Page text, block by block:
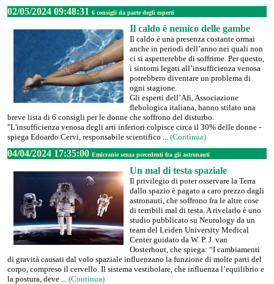
02/05/2024 09:48:31 6 consigli da parte degli esperti
Il caldo è nemico delle gambe
Il caldo è una presenza costante ormai
anche in periodi dell’anno nei quali non
ci si aspetterebbe di soffrirne. Per questo,
i sintomi legati all’insufficienza venosa
potrebbero diventare un problema di
ogni stagione.
Gli esperti dell’Afi, Associazione
flebologica italiana, hanno stilato una
breve lista di 6 consigli per le donne che soffrono del disturbo.
"L'insufficienza venosa degli arti inferiori colpisce circa il 30% delle donne -
spiega Edoardo Cervi, responsabile scientifico ... (Continua)
04/04/2024 17:35:00 Emicranie senza precedenti fra gli astronauti
Un mal di testa spaziale
Il privilegio di poter osservare la Terra
dallo spazio è pagato a caro prezzo dagli
astronauti, che soffrono fra le altre cose
di terribili mal di testa. A rivelarlo è uno
studio pubblicato su Neurology da un
team del Leiden University Medical
Center guidato da W. P. J. van
Oosterhout, che spiega: “I cambiamenti
di gravità causati dal volo spaziale influenzano la funzione di molte parti del
corpo, compreso il cervello. Il sistema vestibolare, che influenza l’equilibrio e
la postura, deve ... (Continua)